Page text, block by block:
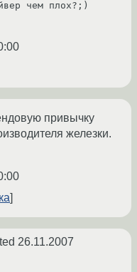
привычку
железки.
26.11.2007